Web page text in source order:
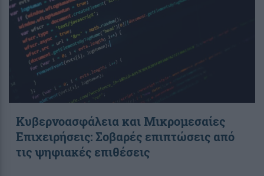
Κυβερνοασφάλεια και Μικρομεσαίες
Επιχειρήσεις: Σοβαρές επιπτώσεις από
τις ψηφιακές επιθέσεις